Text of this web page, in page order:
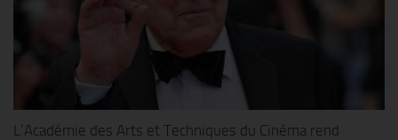
L’Académie des Arts et Techniques du Cinéma rend